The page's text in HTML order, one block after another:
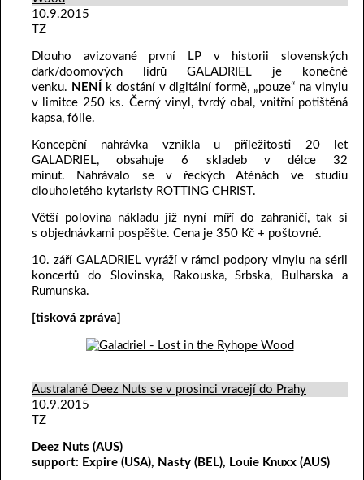
10.9.2015
TZ
Dlouho avizované první LP v historii slovenských
dark/doomových lídrů GALADRIEL je konečně
venku. NENÍ
k dostání v digitální formě, „pouze“ na vinylu
v limitce 250 ks. Černý vinyl, tvrdý obal, vnitřní potištěná
kapsa, fólie.
Koncepční nahrávka vznikla u příležitosti 20 let
GALADRIEL, obsahuje 6 skladeb v délce 32
minut. Nahrávalo se v řeckých Aténách ve studiu
dlouholetého kytaristy ROTTING CHRIST.
Větší polovina nákladu již nyní míří do zahraničí, tak si
s objednávkami pospěšte. Cena je 350 Kč + poštovné.
10. září GALADRIEL vyráží v rámci podpory vinylu na sérii
koncertů do Slovinska, Rakouska, Srbska, Bulharska a
Rumunska.
[tisková zpráva]
Australané Deez Nuts se v prosinci vracejí do Prahy
10.9.2015
TZ
Deez Nuts (AUS)
support: Expire (USA), Nasty (BEL), Louie Knuxx (AUS)